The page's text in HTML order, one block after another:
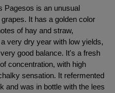
Pagesos is an unusual
It has a golden color
of hay and straw,
very dry year with low yields,
good balance. It's a fresh
concentration, with high
sensation. It refermented
and was in bottle with the lees